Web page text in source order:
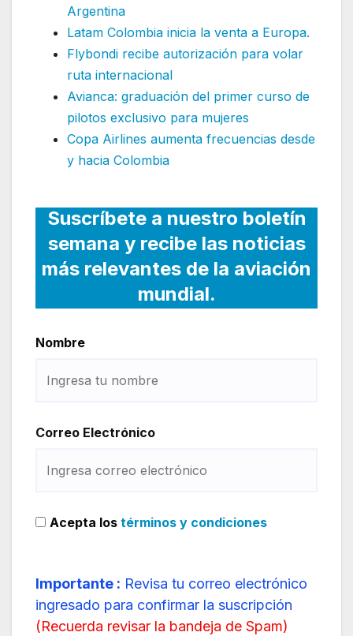
Argentina
Latam Colombia inicia la venta a Europa.
Flybondi recibe autorización para volar
ruta internacional
Avianca: graduación del primer curso de
pilotos exclusivo para mujeres
Copa Airlines aumenta frecuencias desde
y hacia Colombia
Suscríbete a nuestro boletín
semana y recibe las noticias
más relevantes de la aviación
mundial.
Nombre
Correo Electrónico
Acepta los términos y condiciones
Importante : Revisa tu correo electrónico
ingresado para confirmar la suscripción
(Recuerda revisar la bandeja de Spam)